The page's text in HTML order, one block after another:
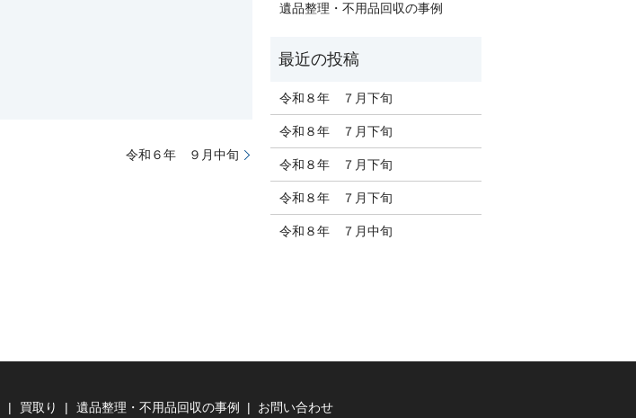
令和６年 ９月中旬
遺品整理・不用品回収の事例
令和８年 ７月下旬
令和８年 ７月下旬
令和８年 ７月下旬
令和８年 ７月下旬
令和８年 ７月中旬
買取り 遺品整理・不用品回収の事例 お問い合わせ